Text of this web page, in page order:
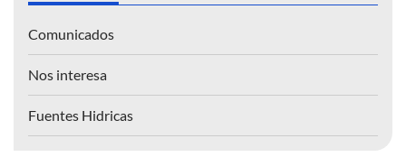
Comunicados
Nos interesa
Fuentes Hidricas